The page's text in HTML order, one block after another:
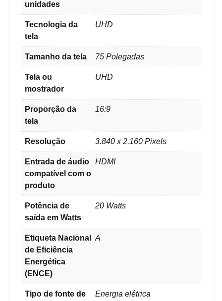
unidades
Tecnologia da
tela
UHD
Tamanho da tela 75 Polegadas
Tela ou
mostrador
‎UHD
Proporção da
tela
‎16:9
Resolução 3.840 x 2.160 Pixels
Entrada de áudio
compatível com o
produto
HDMI
Potência de
saída em Watts
‎20 Watts
Etiqueta Nacional
de Eficiência
Energética
(ENCE)
A
Tipo de fonte de
Energia elétrica